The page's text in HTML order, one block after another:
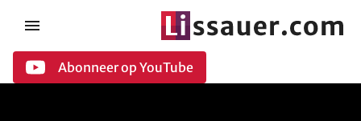
Abonneer op YouTube